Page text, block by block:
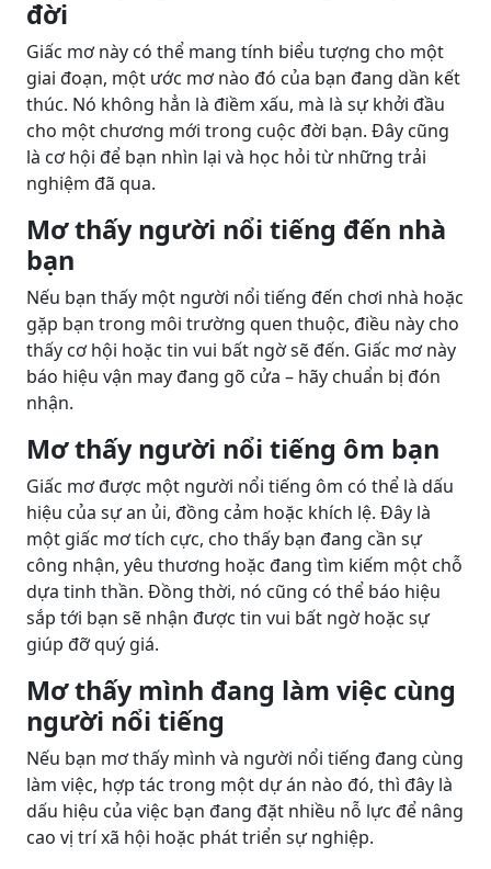
đời
Giấc mơ này có thể mang tính biểu tượng cho một
giai đoạn, một ước mơ nào đó của bạn đang dần kết
thúc. Nó không hẳn là điềm xấu, mà là sự khởi đầu
cho một chương mới trong cuộc đời bạn. Đây cũng
là cơ hội để bạn nhìn lại và học hỏi từ những trải
nghiệm đã qua.
Mơ thấy người nổi tiếng đến nhà
bạn
Nếu bạn thấy một người nổi tiếng đến chơi nhà hoặc
gặp bạn trong môi trường quen thuộc, điều này cho
thấy cơ hội hoặc tin vui bất ngờ sẽ đến. Giấc mơ này
báo hiệu vận may đang gõ cửa – hãy chuẩn bị đón
nhận.
Mơ thấy người nổi tiếng ôm bạn
Giấc mơ được một người nổi tiếng ôm có thể là dấu
hiệu của sự an ủi, đồng cảm hoặc khích lệ. Đây là
một giấc mơ tích cực, cho thấy bạn đang cần sự
công nhận, yêu thương hoặc đang tìm kiếm một chỗ
dựa tinh thần. Đồng thời, nó cũng có thể báo hiệu
sắp tới bạn sẽ nhận được tin vui bất ngờ hoặc sự
giúp đỡ quý giá.
Mơ thấy mình đang làm việc cùng
người nổi tiếng
Nếu bạn mơ thấy mình và người nổi tiếng đang cùng
làm việc, hợp tác trong một dự án nào đó, thì đây là
dấu hiệu của việc bạn đang đặt nhiều nỗ lực để nâng
cao vị trí xã hội hoặc phát triển sự nghiệp.